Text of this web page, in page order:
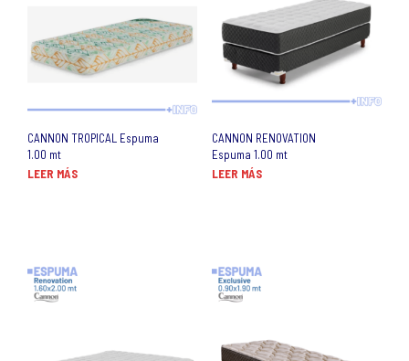
CANNON TROPICAL Espuma
1.00 mt
LEER MÁS
CANNON RENOVATION
Espuma 1.00 mt
LEER MÁS